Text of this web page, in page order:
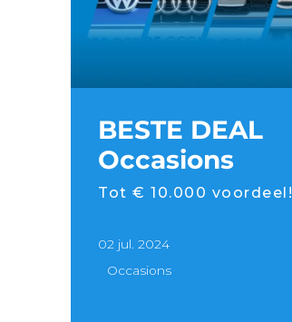
BESTE DEAL
Occasions
Tot € 10.000 voordeel!
02 jul. 2024
Occasions